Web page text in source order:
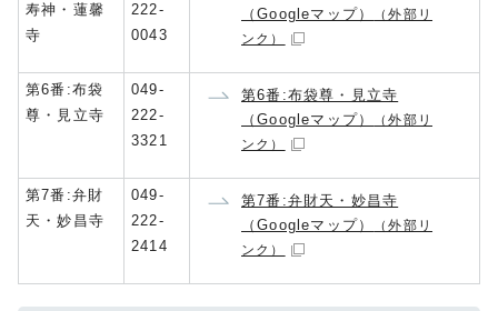
寿神・蓮馨
寺
222-
0043
（Googleマップ）
（外部リ
ンク）
第6番:布袋
尊・見立寺
049-
222-
3321
第6番:布袋尊・見立寺
（Googleマップ）
（外部リ
ンク）
第7番:弁財
天・妙昌寺
049-
222-
2414
第7番:弁財天・妙昌寺
（Googleマップ）
（外部リ
ンク）